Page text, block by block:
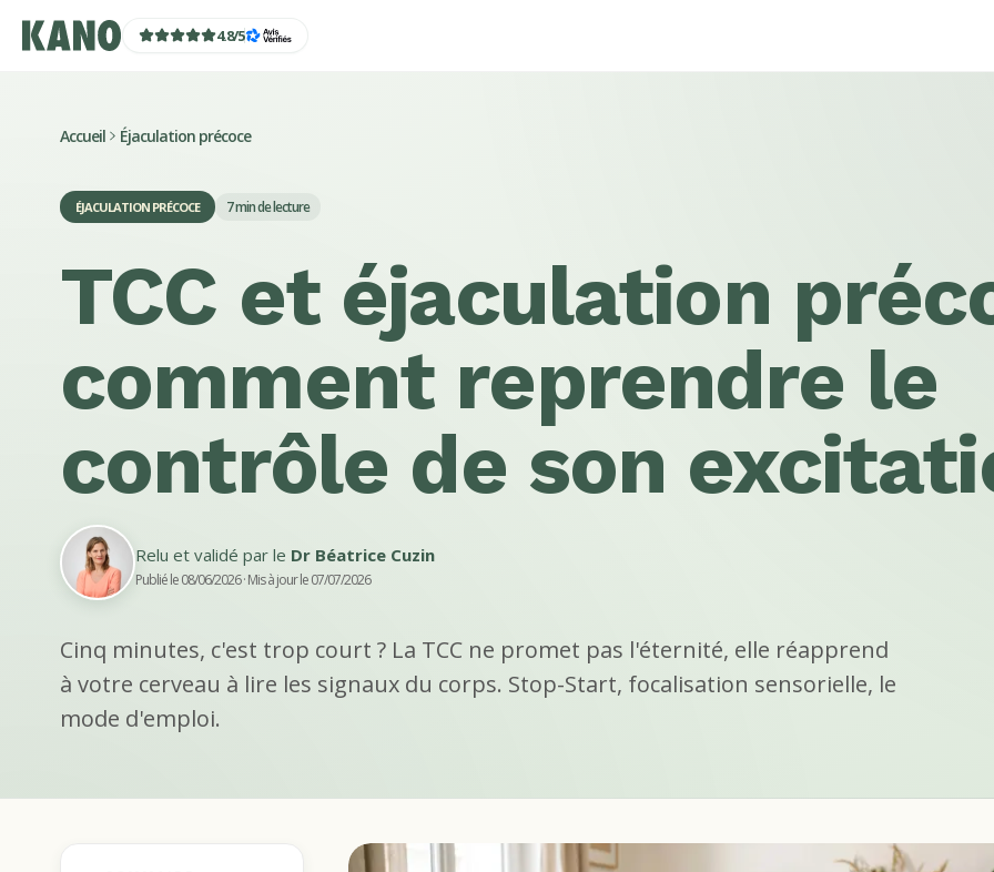
4.8/5
Accueil Éjaculation précoce
ÉJACULATION PRÉCOCE 7min de lecture
TCC et éjaculation
comment reprendre le
contrôle de son
Relu et validé par le Dr Béatrice Cuzin
Publié le 08/06/2026· Mis à jour le 07/07/2026
Cinq minutes, c'est trop court ? La TCC ne promet pas l'éternité, elle réapprend
à votre cerveau à lire les signaux du corps. Stop-Start, focalisation sensorielle, le
mode d'emploi.